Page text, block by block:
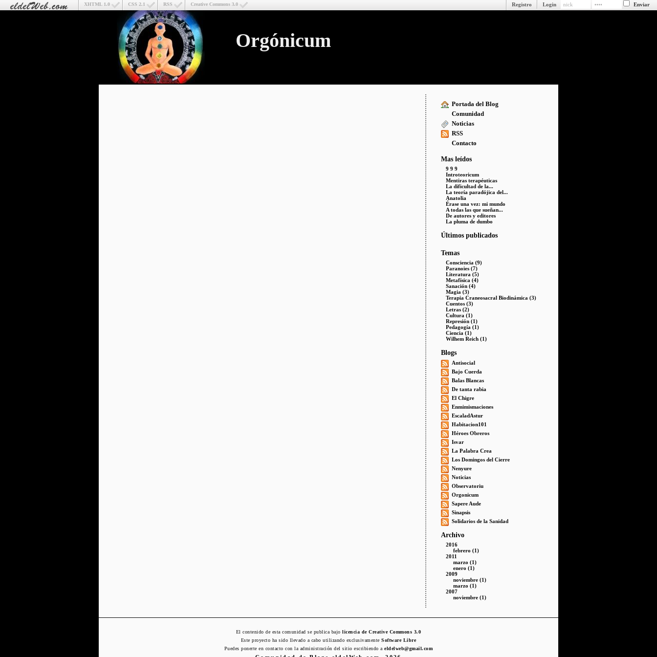
Creative Commons 3.0
RSS
CSS 2.1
XHTML 1.0 Login
Registro
Orgónicum
Portada del Blog
Comunidad
Noticias
RSS
Contacto
Mas leídos
9 9 9
Introteoricum
Mentiras terapéuticas
La dificultad de la...
La teoría paradójica del...
Anatolia
Érase una vez: mi mundo
A todas las que sueñan...
De autores y editores
La pluma de dumbo
Últimos publicados
Temas
Consciencia (9)
Paranoies (7)
Literatura (5)
Metafísica (4)
Sanación (4)
Magia (3)
Terapia Craneosacral Biodinámica (3)
Cuentos (3)
Letras (2)
Cultura (1)
Represión (1)
Pedagogía (1)
Ciencia (1)
Wilhem Reich (1)
Blogs
Antisocial
Bajo Cuerda
Balas Blancas
De tanta rabia
El Chigre
Enmimismaciones
EscaladAstur
Habitacion101
Héroes Obreros
Isvar
La Palabra Crea
Los Domingos del Cierre
Nenyure
Noticias
Observatoriu
Orgonicum
Sapere Aude
Sinapsis
Solidarios de la Sanidad
Archivo
2016
febrero (1)
2011
marzo (1)
enero (1)
2009
noviembre (1)
marzo (1)
2007
noviembre (1)
El contenido de esta comunidad se publica bajolicencia de Creative Commons 3.0
Este proyecto ha sido llevado a cabo utilizando exclusivamenteSoftware Libre
Puedes ponerte en contacto con la administración del sitio escribiendo aeldelweb@gmail.com